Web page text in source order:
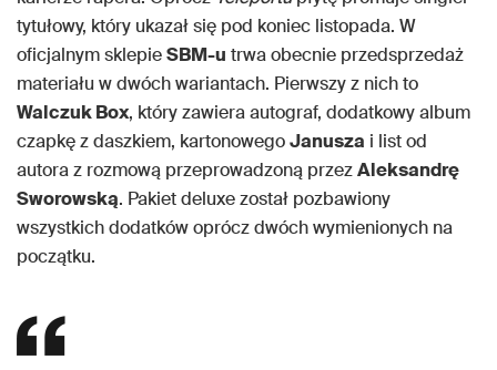
tytułowy, który ukazał się pod koniec listopada. W
oficjalnym sklepieSBM-u trwa obecnie przedsprzedaż
materiału w dwóch wariantach. Pierwszy z nich to
Walczuk Box, który zawiera autograf, dodatkowy album
czapkę z daszkiem, kartonowegoJanusza i list od
autora z rozmową przeprowadzoną przezAleksandrę
Sworowską. Pakiet deluxe został pozbawiony
wszystkich dodatków oprócz dwóch wymienionych na
początku.